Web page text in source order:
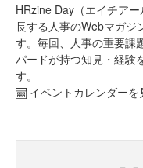
HRzine Day（エイチア
長する人事のWebマガジ
す。毎回、人事の重要課
パードが持つ知見・経験
す。
イベントカレンダーを